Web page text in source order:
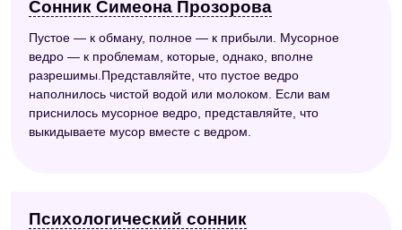
Сонник Симеона Прозорова
Пустое — к обману, полное — к прибыли. Мусорное
ведро — к проблемам, которые, однако, вполне
разрешимы.Представляйте, что пустое ведро
наполнилось чистой водой или молоком. Если вам
приснилось мусорное ведро, представляйте, что
выкидываете мусор вместе с ведром.
Психологический сонник